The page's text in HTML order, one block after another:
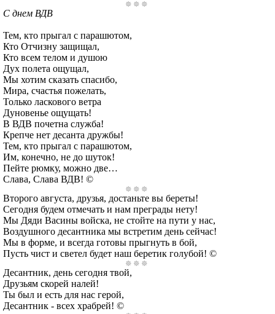
С днем ВДВ
Тем, кто прыгал с парашютом,
Кто Отчизну защищал,
Кто всем телом и душою
Дух полета ощущал,
Мы хотим сказать спасибо,
Мира, счастья пожелать,
Только ласкового ветра
Дуновенье ощущать!
В ВДВ почетна служба!
Крепче нет десанта дружбы!
Тем, кто прыгал с парашютом,
Им, конечно, не до шуток!
Пейте рюмку, можно две…
Слава, Слава ВДВ! ©
Второго августа, друзья, достаньте вы береты!
Сегодня будем отмечать и нам преграды нету!
Мы Дяди Васины войска, не стойте на пути у нас,
Воздушного десантника мы встретим день сейчас!
Мы в форме, и всегда готовы прыгнуть в бой,
Пусть чист и светел будет наш беретик голубой! ©
Десантник, день сегодня твой,
Друзьям скорей налей!
Ты был и есть для нас герой,
Десантник - всех храбрей! ©